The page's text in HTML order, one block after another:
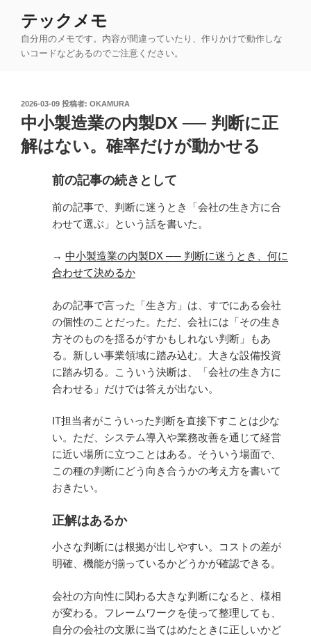
テックメモ
自分用のメモです。内容が間違っていたり、作りかけで動作しな
いコードなどあるのでご注意ください。
投
日:
2026-03-09 投稿者: OKAMURA
中小製造業の内製DX ── 判断に正
解はない。確率だけが動かせる
前の記事の続きとして
前の記事で、判断に迷うとき「会社の生き方に合
わせて選ぶ」という話を書いた。
→ 中小製造業の内製DX ── 判断に迷うとき、何に
合わせて決めるか
あの記事で言った「生き方」は、すでにある会社
の個性のことだった。ただ、会社には「その生き
方そのものを揺るがすかもしれない判断」もあ
る。新しい事業領域に踏み込む。大きな設備投資
に踏み切る。こういう決断は、「会社の生き方に
合わせる」だけでは答えが出ない。
IT担当者がこういった判断を直接下すことは少な
い。ただ、システム導入や業務改善を通じて経営
に近い場所に立つことはある。そういう場面で、
この種の判断にどう向き合うかの考え方を書いて
おきたい。
正解はあるか
小さな判断には根拠が出しやすい。コストの差が
明確、機能が揃っているかどうかが確認できる。
会社の方向性に関わる大きな判断になると、様相
が変わる。フレームワークを使って整理しても、
自分の会社の文脈に当てはめたときに正しいかど